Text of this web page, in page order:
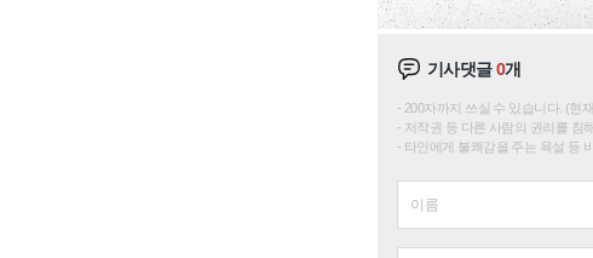
기사댓글0개
200자까지 쓰실 수 있습니다. (현
저작권 등 다른 사람의 권리를 침
타인에게 불쾌감을 주는 욕설 등